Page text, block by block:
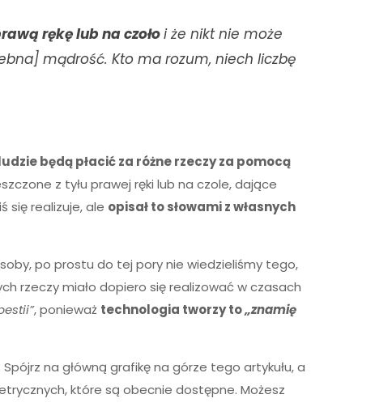
rękę lub na czołoi że nikt nie może
mądrość. Kto ma rozum, niech liczbę
będą płacić za różne rzeczy za pomocą
z tyłu prawej ręki lub na czole, dające
się realizuje, ale opisał to słowami z własnych
po prostu do tej pory nie wiedzieliśmy tego,
rzeczy miało dopiero się realizować w czasach
, ponieważ technologia tworzy to„znamię
na główną grafikę na górze tego artykułu, a
które są obecnie dostępne. Możesz